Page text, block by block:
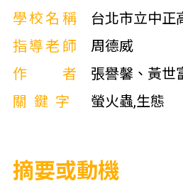
學校名稱
台北市立中正
指導老師
周德威
作者
張譽馨、黃世
關鍵字
螢火蟲,生態
摘要或動機